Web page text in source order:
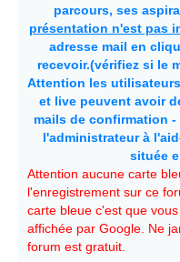
parcours, ses
présentation n'est pas
adresse mail en
recevoir.(vérifiez si le
Attention les
et live peuvent avoir
mails de confirmation
l'administrateur à
située
Attention aucune carte
l'enregistrement sur ce
carte bleue c'est que
affichée par Google. Ne
forum est gratuit.